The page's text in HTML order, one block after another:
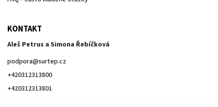
KONTAKT
Aleš Petrus a Simona Řebíčková
podpora@surtep.cz
+420312313800
+420312313801